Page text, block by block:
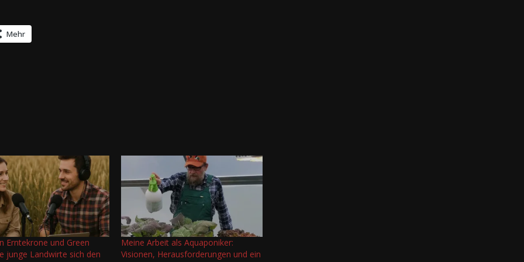
Mehr
Erntekrone und Green
junge Landwirte sich den
Meine Arbeit als Aquaponiker:
Visionen, Herausforderungen und ein